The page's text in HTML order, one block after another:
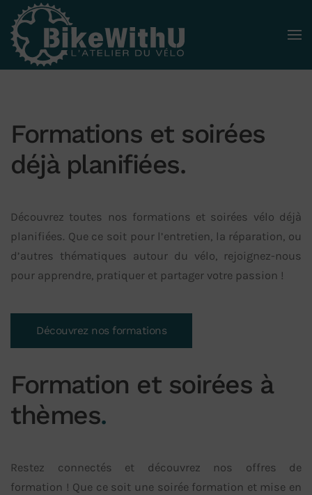
Skip to main content
Formations et soirées
déjà planifiées.
Découvrez toutes nos formations et soirées vélo déjà
planifiées. Que ce soit pour l’entretien, la réparation, ou
d’autres thématiques autour du vélo, rejoignez-nous
pour apprendre, pratiquer et partager votre passion !
Découvrez nos formations
Formation et soirées à
thèmes.
Restez connectés et découvrez nos offres de
formation ! Que ce soit une soirée formation et mise en